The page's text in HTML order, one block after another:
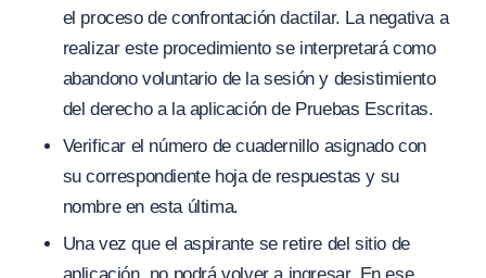
el proceso de confrontación dactilar. La negativa a
realizar este procedimiento se interpretará como
abandono voluntario de la sesión y desistimiento
del derecho a la aplicación de Pruebas Escritas.
Verificar el número de cuadernillo asignado con
su correspondiente hoja de respuestas y su
nombre en esta última.
Una vez que el aspirante se retire del sitio de